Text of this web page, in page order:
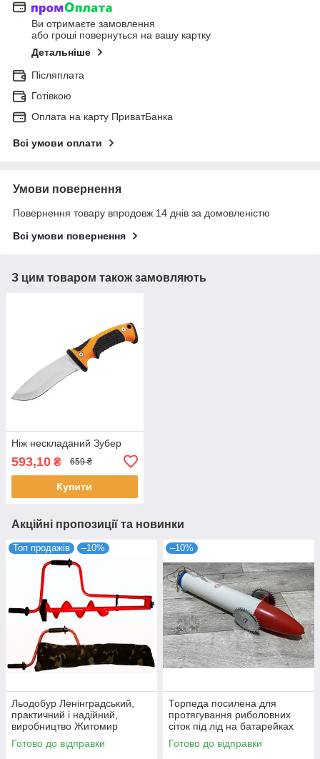
Ви отримаєте замовлення
або гроші повернуться на вашу картку
Детальніше
Післяплата
Готівкою
Оплата на карту ПриватБанка
Всі умови оплати
Умови повернення
Повернення товару впродовж 14 днів за домовленістю
Всі умови повернення
З цим товаром також замовляють
Ніж нескладаний Зубер
593,10 ₴ 659 ₴
Купити
Акційні пропозиції та новинки
Топ продажів –10%
Льодобур Ленінградський,
практичний і надійний,
виробництво Житомир
Готово до відправки
–10%
Торпеда посилена для
протягування риболовних
сіток під лід на батарейках
Готово до відправки